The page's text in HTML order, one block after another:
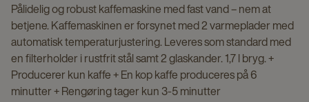
Pålidelig og robust kaffemaskine med fast vand – nem at
betjene. Kaffemaskinen er forsynet med 2 varmeplader med
automatisk temperaturjustering. Leveres som standard med
en filterholder i rustfrit stål samt 2 glaskander. 1,7 l bryg. +
Producerer kun kaffe + En kop kaffe produceres på 6
minutter + Rengøring tager kun 3-5 minutter